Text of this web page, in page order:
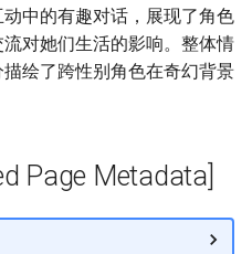
中的有趣对话，展现了角色
对她们生活的影响。整体情
绘了跨性别角色在奇幻背景
Page Metadata]